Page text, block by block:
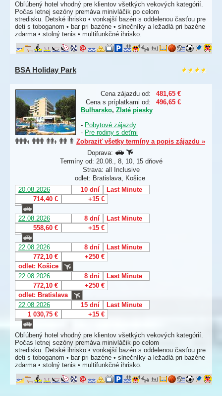
Obľúbený hotel vhodný pre klientov všetkých vekových kategórií.
Počas letnej sezóny premáva minivláčik po celom
stredisku. Detské ihrisko • vonkajší bazén s oddelenou časťou pre
deti s toboganom • bar pri bazéne • slnečníky a ležadlá pri bazéne
zdarma • stolný tenis • multifunkčné ihrisko.
BSA Holiday Park
Cena zájazdu od:
481,65 €
Cena s príplatkami od:
496,65 €
Bulharsko, Zlaté piesky
- Pobytové zájazdy
- Pre rodiny s deťmi
Zobraziť všetky termíny a popis zájazdu »
Doprava:
Termíny od: 20.08., 8, 10, 15 dňové
Strava: all Inclusive
odlet: Bratislava, Košice
20.08.2026
10 dní
Last Minute
714,40 €
+15 €
22.08.2026 8 dní
Last Minute
558,60 €
+15 €
22.08.2026 8 dní
Last Minute
772,10 €
+250 €
odlet: Košice
22.08.2026
8 dní
Last Minute
772,10 €
+250 €
odlet: Bratislava
22.08.2026
15 dní
Last Minute
1 030,75 €
+15 €
Obľúbený hotel vhodný pre klientov všetkých vekových kategórií.
Počas letnej sezóny premáva minivláčik po celom
stredisku. Detské ihrisko • vonkajší bazén s oddelenou časťou pre
deti s toboganom • bar pri bazéne • slnečníky a ležadlá pri bazéne
zdarma • stolný tenis • multifunkčné ihrisko.